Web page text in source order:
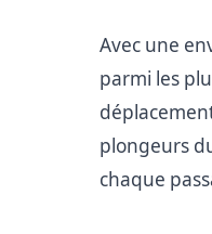
Avec une
parmi les
plongeurs
chaque